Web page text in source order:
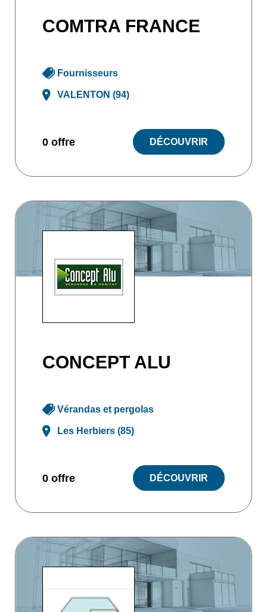
COMTRA FRANCE
Fournisseurs
VALENTON (94)
0 offre DÉCOUVRIR
CONCEPT ALU
Vérandas et pergolas
Les Herbiers (85)
0 offre DÉCOUVRIR